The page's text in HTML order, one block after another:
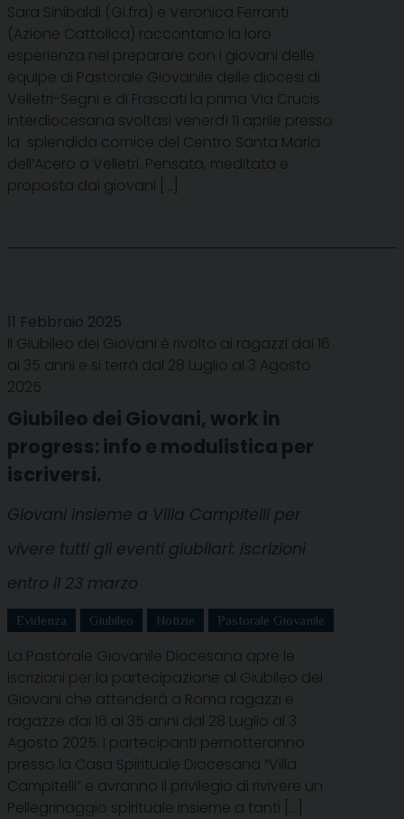
Sara Sinibaldi (Gi.fra) e Veronica Ferranti
(Azione Cattolica) raccontano la loro
esperienza nel preparare con i giovani delle
équipe di Pastorale Giovanile delle diocesi di
Velletri-Segni e di Frascati la prima Via Crucis
interdiocesana svoltasi venerdì 11 aprile presso
la splendida cornice del Centro Santa Maria
dell’Acero a Velletri. Pensata, meditata e
proposta dai giovani […]
11 Febbraio 2025
Il Giubileo dei Giovani è rivolto ai ragazzi dai 16
ai 35 anni e si terrà dal 28 Luglio al 3 Agosto
2025
Giubileo dei Giovani, work in
progress: info e modulistica per
iscriversi.
Giovani insieme a Villa Campitelli per
vivere tutti gli eventi giubilari: iscrizioni
entro il 23 marzo
Evidenza Giubileo Notizie Pastorale Giovanile
La Pastorale Giovanile Diocesana apre le
iscrizioni per la partecipazione al Giubileo dei
Giovani che attenderà a Roma ragazzi e
ragazze dai 16 ai 35 anni dal 28 Luglio al 3
Agosto 2025. I partecipanti pernotteranno
presso la Casa Spirituale Diocesana “Villa
Campitelli” e avranno il privilegio di rivivere un
Pellegrinaggio spirituale insieme a tanti […]